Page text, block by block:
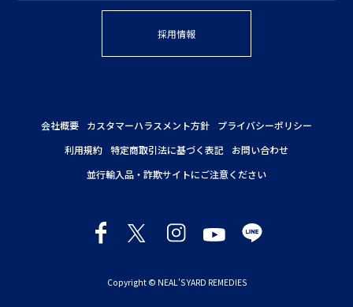
採用情報
会社概要 カスタマーハラスメント方針
プライバシーポリシー
利用規約 特定商取引法に基づく表記
お問い合わせ
並行輸入品・詐欺サイトにご注意ください
Copyright © NEAL'S YARD REMEDIES